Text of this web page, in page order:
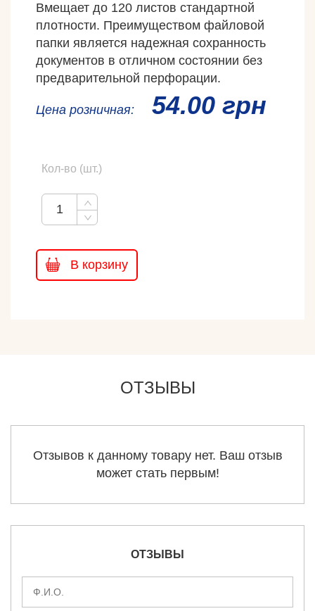
Вмещает до 120 листов стандартной
плотности. Преимуществом файловой
папки является надежная сохранность
документов в отличном состоянии без
предварительной перфорации.
Ценa розничная: 54.00 грн
Кол-во (шт.)
В корзину
ОТЗЫВЫ
Отзывов к данному товару нет. Ваш отзыв
может стать первым!
ОТЗЫВЫ